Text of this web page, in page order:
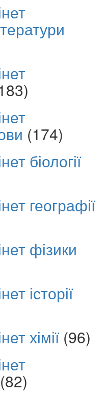
(174)
біології
географії
фізики
історії
хімії (96)
(82)